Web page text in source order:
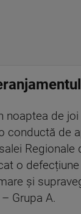
noaptea de
conductă de
Regionale
o
și
Grupa A.